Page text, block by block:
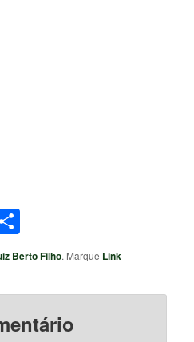
Berto Filho. Marque Link